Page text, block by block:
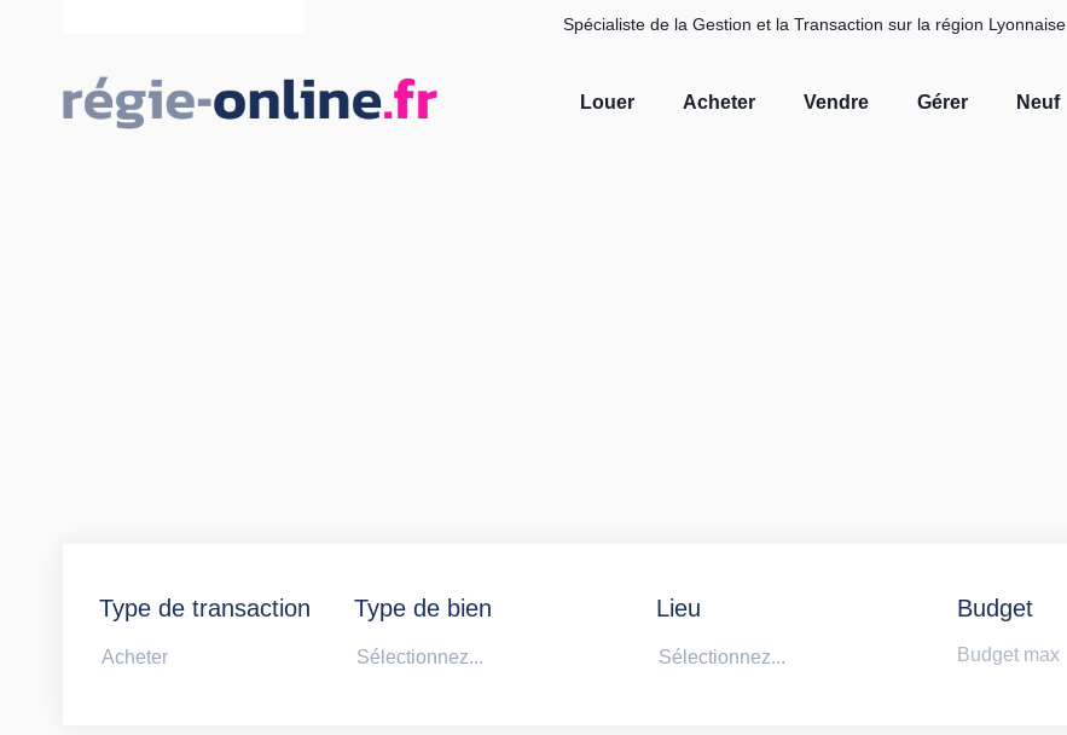
Spécialiste de la Gestion et la Transaction sur la région Lyonnaise
Louer Acheter Vendre Gérer Neuf
Type de transaction
Acheter
Type de bien
Sélectionnez...
Lieu
Sélectionnez...
Budget